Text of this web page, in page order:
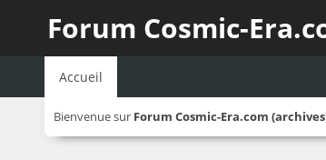
Forum Cosmic-
Accueil
Bienvenue sur Forum Cosmic-Era.com